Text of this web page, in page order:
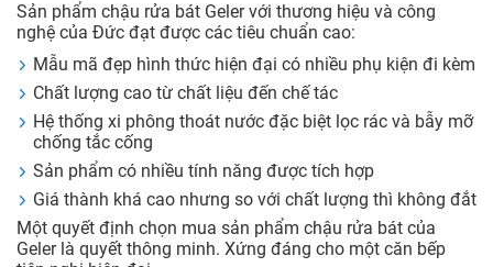
Sản phẩm chậu rửa bát Geler với thương hiệu và công
nghệ của Đức đạt được các tiêu chuẩn cao:
Mẫu mã đẹp hình thức hiện đại có nhiều phụ kiện đi kèm
Chất lượng cao từ chất liệu đến chế tác
Hệ thống xi phông thoát nước đặc biệt lọc rác và bẫy mỡ
chống tắc cống
Sản phẩm có nhiều tính năng được tích hợp
Giá thành khá cao nhưng so với chất lượng thì không đắt
Một quyết định chọn mua sản phẩm chậu rửa bát của
Geler là quyết thông minh. Xứng đáng cho một căn bếp